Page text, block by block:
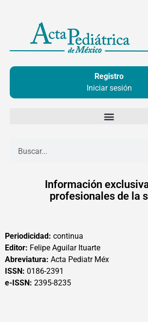
contenido
Registro
Iniciar sesión
Información
profesionales de la
Periodicidad: continua
Editor: Felipe Aguilar Ituarte
Abreviatura: Acta Pediatr Méx
ISSN: 0186-2391
e-ISSN: 2395-8235